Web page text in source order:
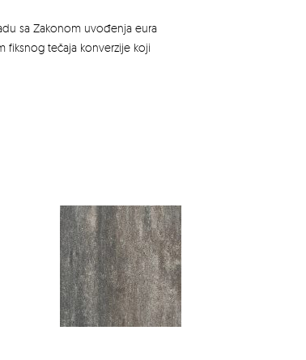
sa Zakonom uvođenja eura
fiksnog tečaja konverzije koji